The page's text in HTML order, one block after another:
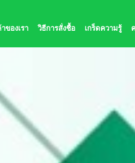
ของเรา วิธีการสั่งชื้อ เกร็ดความรู้